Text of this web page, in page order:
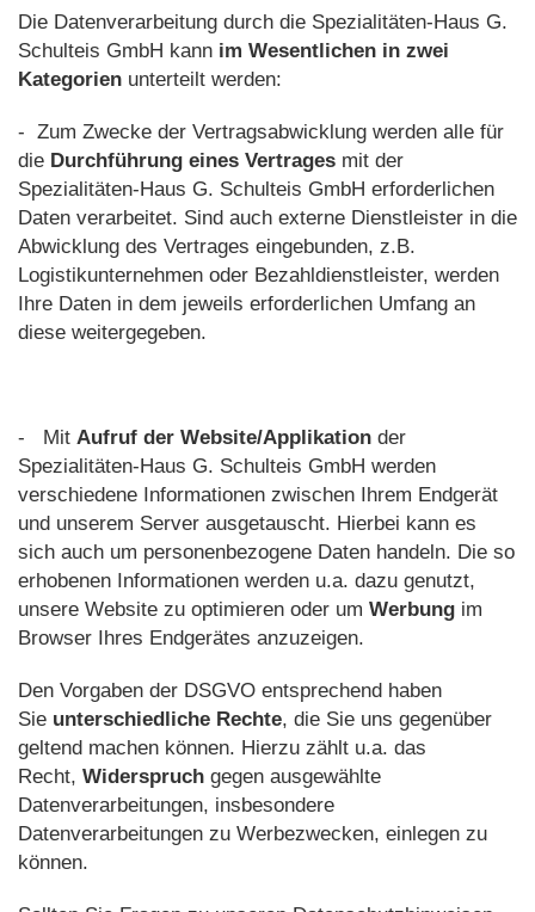
Die Datenverarbeitung durch die Spezialitäten-Haus G.
Schulteis GmbH kann im Wesentlichen in zwei
Kategorien unterteilt werden:
- Zum Zwecke der Vertragsabwicklung werden alle für
die Durchführung eines Vertrages mit der
Spezialitäten-Haus G. Schulteis GmbH erforderlichen
Daten verarbeitet. Sind auch externe Dienstleister in die
Abwicklung des Vertrages eingebunden, z.B.
Logistikunternehmen oder Bezahldienstleister, werden
Ihre Daten in dem jeweils erforderlichen Umfang an
diese weitergegeben.
- Mit Aufruf der Website/Applikation der
Spezialitäten-Haus G. Schulteis GmbH werden
verschiedene Informationen zwischen Ihrem Endgerät
und unserem Server ausgetauscht. Hierbei kann es
sich auch um personenbezogene Daten handeln. Die so
erhobenen Informationen werden u.a. dazu genutzt,
unsere Website zu optimieren oder um Werbung im
Browser Ihres Endgerätes anzuzeigen.
Den Vorgaben der DSGVO entsprechend haben
Sie unterschiedliche Rechte, die Sie uns gegenüber
geltend machen können. Hierzu zählt u.a. das
Recht, Widerspruch gegen ausgewählte
Datenverarbeitungen, insbesondere
Datenverarbeitungen zu Werbezwecken, einlegen zu
können.